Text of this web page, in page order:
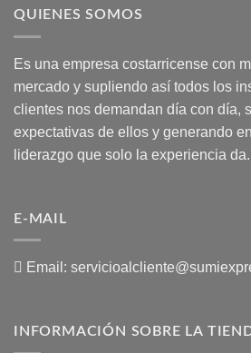
QUIENES SOMOS
Es una empresa costarricense con
mercado y supliendo así todos los
clientes nos demandan día con día,
expectativas de ellos y generando
liderazgo que solo la experiencia da.
E-MAIL
Email:
INFORMACIÓN SOBRE LA